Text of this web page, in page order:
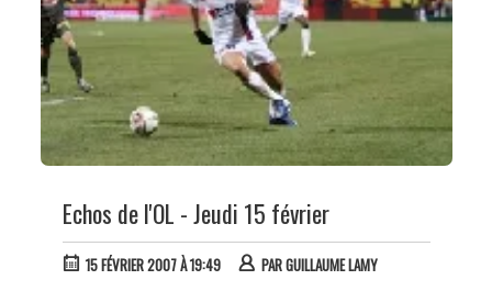
Echos de l'OL - Jeudi 15 février
15 FÉVRIER 2007 À 19:49 PARGUILLAUME LAMY